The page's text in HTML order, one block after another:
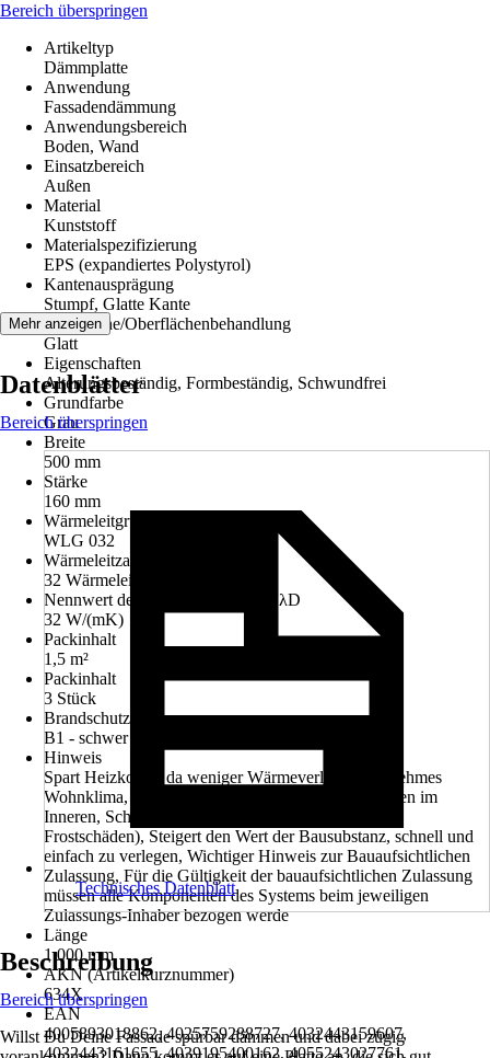
Bereich überspringen
Artikeltyp
Dämmplatte
Anwendung
Fassadendämmung
Anwendungsbereich
Boden, Wand
Einsatzbereich
Außen
Material
Kunststoff
Materialspezifizierung
EPS (expandiertes Polystyrol)
Kantenausprägung
Stumpf, Glatte Kante
Oberfläche/Oberflächenbehandlung
Glatt
Eigenschaften
Alterungsbeständig, Formbeständig, Schwundfrei
Grundfarbe
Grau
Breite
500 mm
Stärke
160 mm
Wärmeleitgruppe
WLG 032
Wärmeleitzahl
32 Wärmeleitfähigkeit (λ)
Nennwert der Wärmeleitfähigkeit λD
32 W/(mK)
Packinhalt
1,5 m²
Packinhalt
3 Stück
Brandschutzklasse
B1 - schwer entflammbar, Euroklasse E
Hinweis
Spart Heizkosten da weniger Wärmeverlust, Angenehmes
Wohnklima, da höhere Wandoberflächentemperaturen im
Inneren, Schutz der Außenwand (keine Gefahr von
Frostschäden), Steigert den Wert der Bausubstanz, schnell und
einfach zu verlegen, Wichtiger Hinweis zur Bauaufsichtlichen
Zulassung, Für die Gültigkeit der bauaufsichtlichen Zulassung
müssen alle Komponenten des Systems beim jeweiligen
Zulassungs-Inhaber bezogen werde
Länge
1.000 mm
AKN (Artikelkurznummer)
634X
EAN
4005893018862, 4025759288727, 4032443159607,
4032443161655, 4039195400162, 4055243027761,
Mehr anzeigen
Datenblätter
Bereich überspringen
Technisches Datenblatt
Beschreibung
Bereich überspringen
Willst Du Deine Fassade spürbar dämmen und dabei zügig